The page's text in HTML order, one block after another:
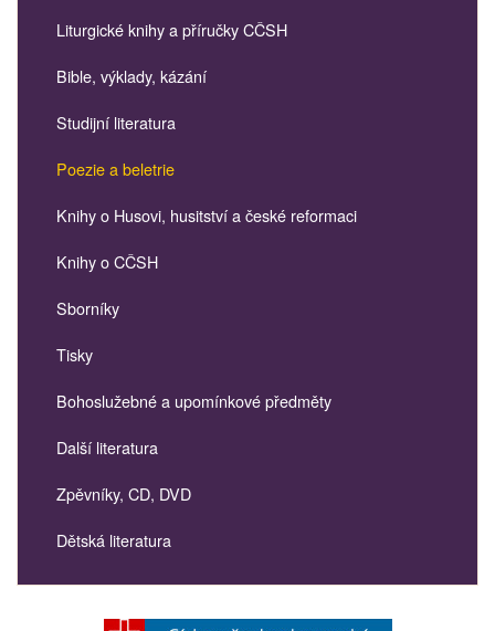
Liturgické knihy a příručky CČSH
Bible, výklady, kázání
Studijní literatura
Poezie a beletrie
Knihy o Husovi, husitství a české reformaci
Knihy o CČSH
Sborníky
Tisky
Bohoslužebné a upomínkové předměty
Další literatura
Zpěvníky, CD, DVD
Dětská literatura